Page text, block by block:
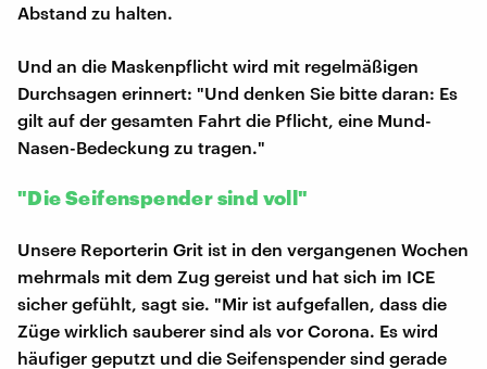
Abstand zu halten.
Und an die Maskenpflicht wird mit regelmäßigen
Durchsagen erinnert: "Und denken Sie bitte daran: Es
gilt auf der gesamten Fahrt die Pflicht, eine Mund-
Nasen-Bedeckung zu tragen."
"Die Seifenspender sind voll"
Unsere Reporterin Grit ist in den vergangenen Wochen
mehrmals mit dem Zug gereist und hat sich im ICE
sicher gefühlt, sagt sie. "Mir ist aufgefallen, dass die
Züge wirklich sauberer sind als vor Corona. Es wird
häufiger geputzt und die Seifenspender sind gerade